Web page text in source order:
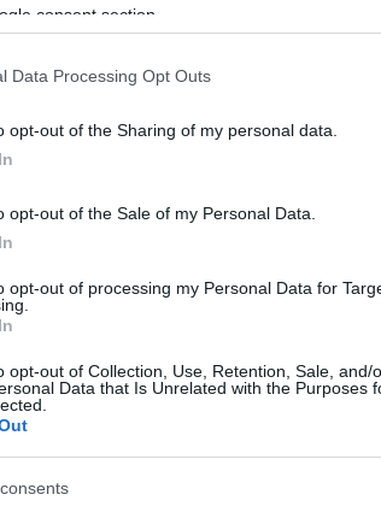
consent section.
Data Processing Opt Outs
opt-out of the Sharing of my personal data.
opt-out of the Sale of my Personal Data.
opt-out of processing my Personal Data for
opt-out of Collection, Use, Retention, Sale, and/
Data that Is Unrelated with the Purposes
(@wristporn) által megosztott bejegyzés
rejlő pénzügyi lehetőségeket, és
a „világ legkívánatosabb
és vízszintesen dombornyomott